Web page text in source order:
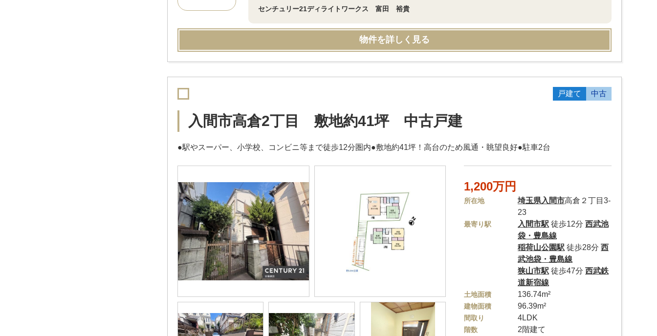
センチュリー21ディライトワークス 富田 裕貴
物件を詳しく見る
戸建て 中古
入間市高倉2丁目 敷地約41坪 中古戸建
●駅やスーパー、小学校、コンビニ等まで徒歩12分圏内●敷地約41坪！高台のため風通・眺望良好●駐車2台
1,200万円
所在地 埼玉県入間市高倉２丁目3-
23
最寄り駅 入間市駅 徒歩12分西武池
袋・豊島線
稲荷山公園駅 徒歩28分西
武池袋・豊島線
狭山市駅 徒歩47分西武鉄
道新宿線
土地面積 136.74m²
建物面積 96.39m²
間取り 4LDK
階数 2階建て